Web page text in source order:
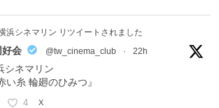
浜シネマリン リツイートされました
好会 @tw_cinema_club · 22h
シネマリン
い糸 輪廻のひみつ』
4 X